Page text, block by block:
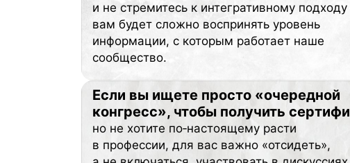
и не стремитесь к интегративному
вам будет сложно воспринять уровень
информации, с которым работает наше
сообщество.
Если вы ищете просто «очередной
конгресс», чтобы получить
но не хотите по‑настоящему расти
в профессии, для вас важно «отсидеть»,